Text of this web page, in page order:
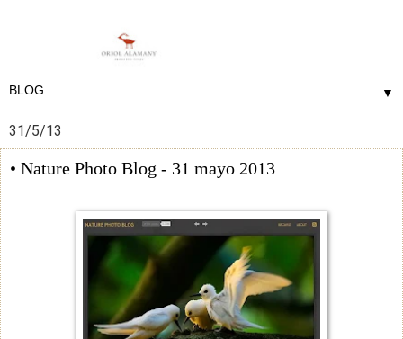
▼
31/5/13
• Nature Photo Blog - 31 mayo 2013